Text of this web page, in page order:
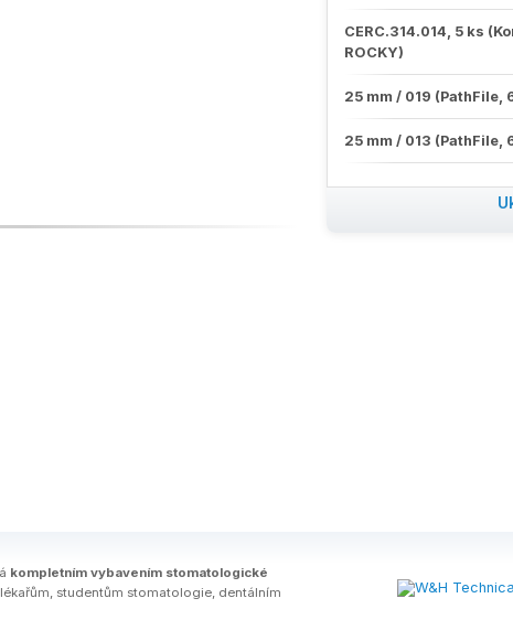
CERC.314.014, 5 ks
ROCKY)
25 mm / 019 (PathFile,
25 mm / 013 (PathFile,
kompletním vybavením stomatologické
studentům stomatologie, dentálním